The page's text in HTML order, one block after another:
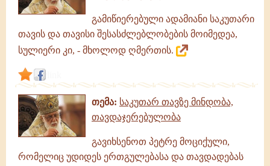
გამიწიერებული ადამიანი საკუთარი
თავის და თავისი შესასძლებლობების მოიმედეა,
სულიერი კი, - მხოლოდ ღმერთის.
თემა: საკუთარ თავზე მინდობა,
თავდაჯერებულობა
გავიხსენოთ პეტრე მოციქული,
რომელიც უდიდეს ერთგულებასა და თავდადებას